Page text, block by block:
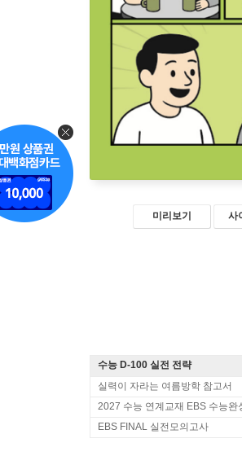
미리보기 사
수능 D-100 실전 전략
실력이 자라는 여름방학 참고서
2027 수능 연계교재 EBS 수능완
EBS FINAL 실전모의고사